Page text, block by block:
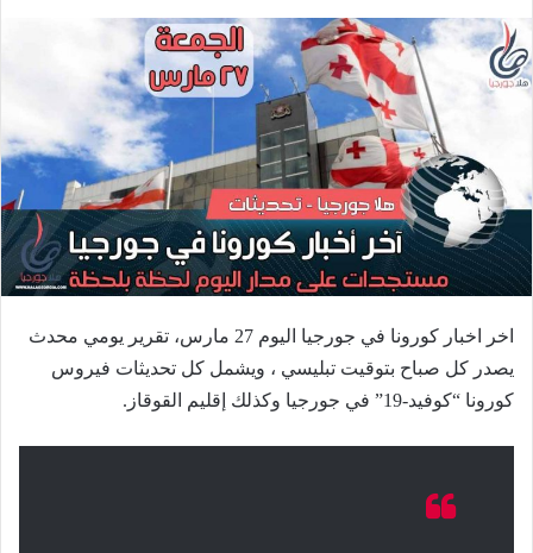
اخر اخبار كورونا في جورجيا اليوم 27 مارس، تقرير يومي محدث
يصدر كل صباح بتوقيت تبليسي ، ويشمل كل تحديثات فيروس
كورونا “كوفيد-19” في جورجيا وكذلك إقليم القوقاز.